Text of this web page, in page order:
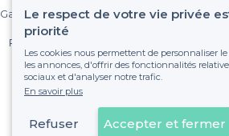
Gagnez de nombreux clients parmi le
Pas de commissions et sans
fixe sans risque de voir
Référencer mon
Le respect de votre vie privée
priorité
Les cookies nous permettent de personnaliser
les annonces, d'offrir des fonctionnalités
sociaux et d'analyser notre trafic.
En savoir plus
Refuser Accepter et fermer